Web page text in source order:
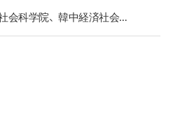
[中国 黒竜江省] 黒竜江省社会科学院、韓中経済社会研究所と学術MOU締結